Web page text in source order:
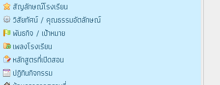
สัญลักษณ์โรงเรียน
วิสัยทัศน์ / คุณธรรมอัตลักษณ์
พันธกิจ / เป้าหมาย
เพลงโรงเรียน
หลักสูตรที่เปิดสอน
ปฏิทินกิจกรรม